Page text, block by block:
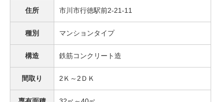
住所 市川市行徳駅前2-21-11
種別 マンションタイプ
構造 鉄筋コンクリート造
間取り 2Ｋ～2ＤＫ